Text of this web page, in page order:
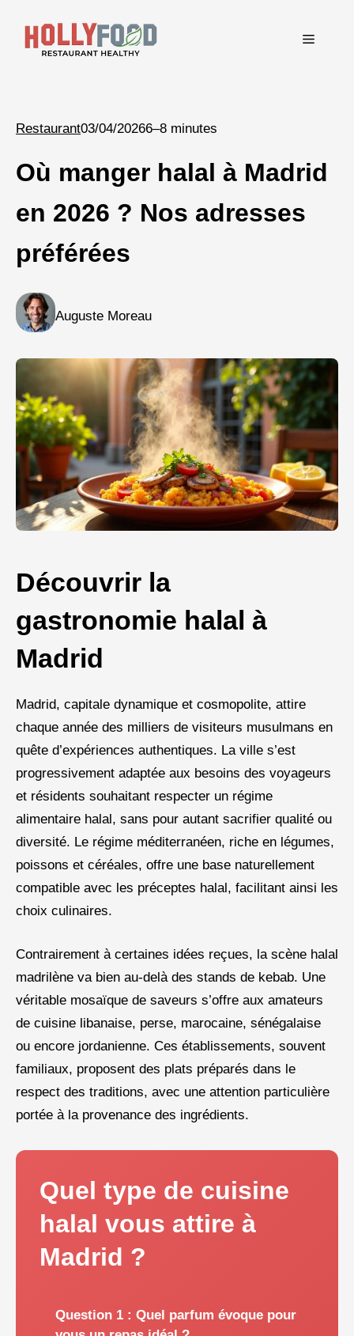
contenu
Menu
Restaurant03/04/20266–8 minutes
Où manger halal à Madrid
en 2026 ? Nos adresses
préférées
Auguste Moreau
Découvrir la
gastronomie halal à
Madrid
Madrid, capitale dynamique et cosmopolite, attire
chaque année des milliers de visiteurs musulmans en
quête d’expériences authentiques. La ville s’est
progressivement adaptée aux besoins des voyageurs
et résidents souhaitant respecter un régime
alimentaire halal, sans pour autant sacrifier qualité ou
diversité. Le régime méditerranéen, riche en légumes,
poissons et céréales, offre une base naturellement
compatible avec les préceptes halal, facilitant ainsi les
choix culinaires.
Contrairement à certaines idées reçues, la scène halal
madrilène va bien au-delà des stands de kebab. Une
véritable mosaïque de saveurs s’offre aux amateurs
de cuisine libanaise, perse, marocaine, sénégalaise
ou encore jordanienne. Ces établissements, souvent
familiaux, proposent des plats préparés dans le
respect des traditions, avec une attention particulière
portée à la provenance des ingrédients.
Quel type de cuisine
halal vous attire à
Madrid ?
Question 1 : Quel parfum évoque pour